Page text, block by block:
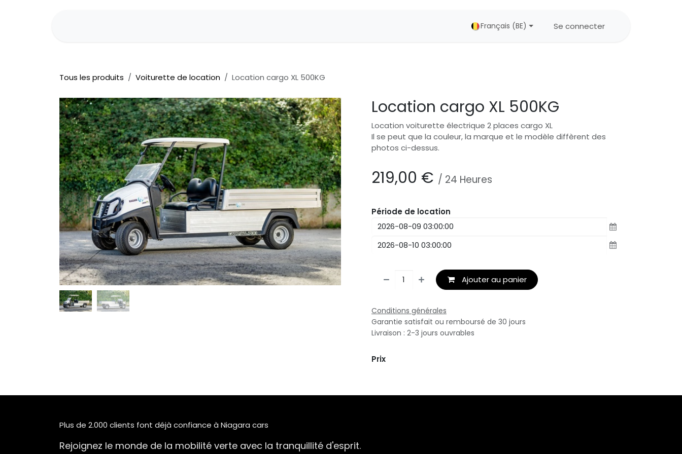
Français (BE) Se connecter
Tous les produits Voiturette de location Location cargo XL 500KG
Location cargo XL 500KG
Location voiturette électrique 2 places cargo XL
Il se peut que la couleur, la marque et le modèle diffèrent des
photos ci-dessus.
219,00 € / 24 Heures
Période de location
Ajouter au panier
Conditions générales
Garantie satisfait ou remboursé de 30 jours
Livraison : 2-3 jours ouvrables
Prix
Plus de 2.000 clients font déjà confiance à Niagara cars
Rejoignez le monde de la mobilité verte avec la tranquillité d'esprit.